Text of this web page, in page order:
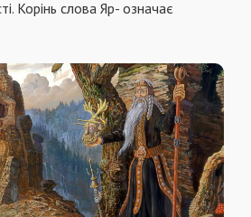
Корінь слова Яр- означає